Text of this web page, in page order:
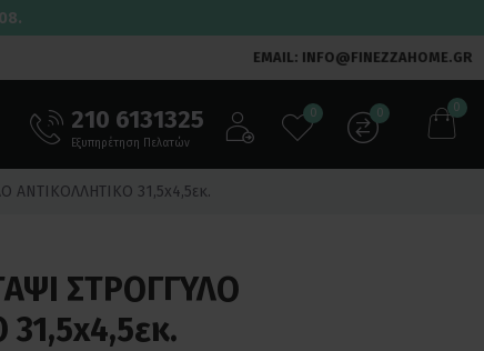
EMAIL: INFO@FINEZZAHOME.GR
210 6131325
Εξυπηρέτηση Πελατών
0 0 0
ΑΝΤΙΚΟΛΛΗΤΙΚΟ 31,5x4,5εκ.
ΣΤΡΟΓΓΥΛΟ